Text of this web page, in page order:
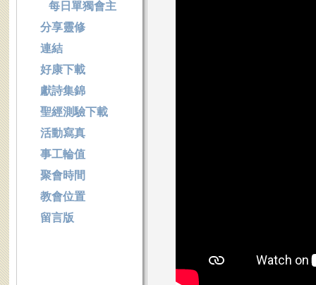
每日單獨會主
分享靈修
連結
好康下載
獻詩集錦
聖經測驗下載
活動寫真
事工輪值
聚會時間
教會位置
留言版